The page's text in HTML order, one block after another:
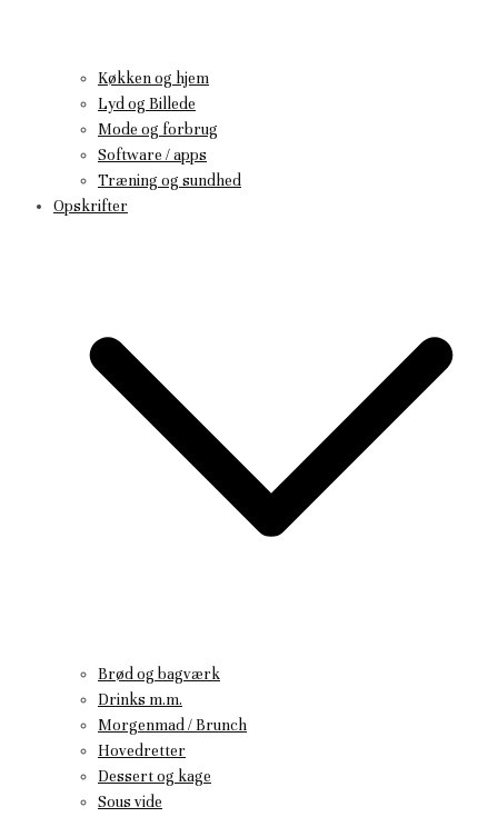
Køkken og hjem
Lyd og Billede
Mode og forbrug
Software / apps
Træning og sundhed
Opskrifter
Brød og bagværk
Drinks m.m.
Morgenmad / Brunch
Hovedretter
Dessert og kage
Sous vide